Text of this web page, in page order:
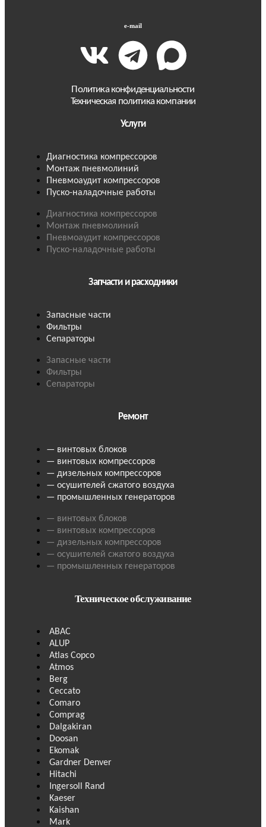
e-mail
Политика конфиденциальности
Техническая политика компании
Услуги
Диагностика компрессоров
Монтаж пневмолиний
Пневмоаудит компрессоров
Пуско-наладочные работы
Диагностика компрессоров
Монтаж пневмолиний
Пневмоаудит компрессоров
Пуско-наладочные работы
Запчасти и расходники
Запасные части
Фильтры
Сепараторы
Запасные части
Фильтры
Сепараторы
Ремонт
— винтовых блоков
— винтовых компрессоров
— дизельных компрессоров
— осушителей сжатого воздуха
— промышленных генераторов
— винтовых блоков
— винтовых компрессоров
— дизельных компрессоров
— осушителей сжатого воздуха
— промышленных генераторов
Техническое обслуживание
ABAC
ALUP
Atlas Copco
Atmos
Berg
Ceccato
Comaro
Comprag
Dalgakiran
Doosan
Ekomak
Gardner Denver
Hitachi
Ingersoll Rand
Kaeser
Kaishan
Mark